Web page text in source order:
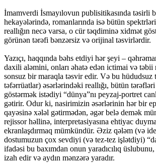
İmamverdi İsmayılovun publisitikasında təsirli
hekayələrində, romanlarında isə bütün
reallığın necə varsa, o cür təqdiminə xidmət
görünən tərəfi bənzərsiz və orijinal təsvirlərdir.
Yazıçı, haqqında bəhs etdiyi hər şeyi –
daxili aləmini, onları əhatə edən ictimai və təbii
sonsuz bir maraqla təsvir edir. Və bu hüdudsuz
təfərrüatlar) əsərlərindəki reallığı, bütün
göstərmək istədiyi “dünya”nı peyzaj-portret
gətirir. Odur ki, nasirimizin əsərlərinin hər bir
qayəsinə xələl gətirmədən, əgər belə demək
rejissor həllinə, interpretasiyasına ehtiyac
ekranlaşdırmaq mümkündür. Əziz qələm (və
dostumuzun çox sevdiyi (və tez-tez işlətdiyi)
ifadəsi bu baxımdan onun yaradıcılıq
izah edir və aydın mənzərə yaradır.